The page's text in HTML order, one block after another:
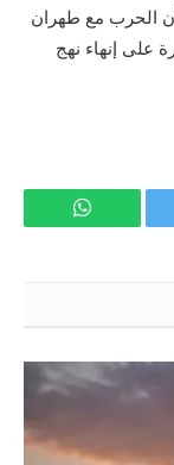
الحرب مع طهران
على إنهاء نهج
واتساب